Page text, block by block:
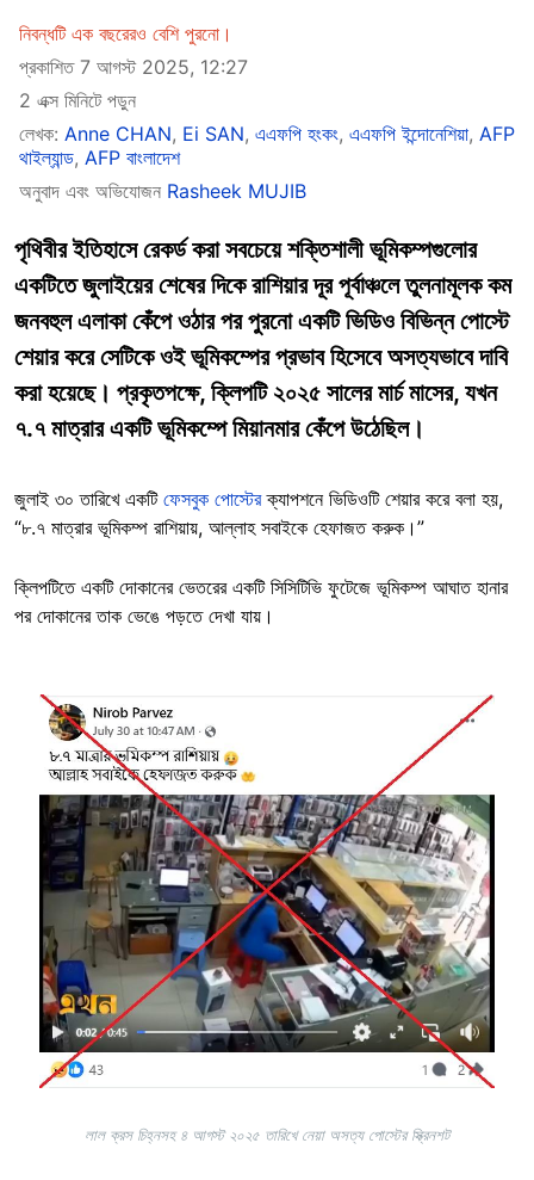
নিবন্ধটি এক বছরেরও বেশি পুরনো।
প্রকাশিত 7 আগস্ট 2025, 12:27
2 এক্স মিনিটে পড়ুন
লেখক: Anne CHAN, Ei SAN, এএফপি হংকং, এএফপি ইন্দোনেশিয়া, AFP
থাইল্যান্ড, AFP বাংলাদেশ
অনুবাদ এবং অভিযোজন Rasheek MUJIB
পৃথিবীর ইতিহাসে রেকর্ড করা সবচেয়ে শক্তিশালী ভূমিকম্পগুলোর
একটিতে জুলাইয়ের শেষের দিকে রাশিয়ার দূর পূর্বাঞ্চলে তুলনামূলক কম
জনবহুল এলাকা কেঁপে ওঠার পর পুরনো একটি ভিডিও বিভিন্ন পোস্টে
শেয়ার করে সেটিকে ওই ভূমিকম্পের প্রভাব হিসেবে অসত্যভাবে দাবি
করা হয়েছে। প্রকৃতপক্ষে, ক্লিপটি ২০২৫ সালের মার্চ মাসের, যখন
৭.৭ মাত্রার একটি ভূমিকম্পে মিয়ানমার কেঁপে উঠেছিল।
জুলাই ৩০ তারিখে একটি ফেসবুক পোস্টেরক্যাপশনে ভিডিওটি শেয়ার করে বলা হয়,
“৮.৭ মাত্রার ভূমিকম্প রাশিয়ায়, আল্লাহ সবাইকে হেফাজত করুক।”
ক্লিপটিতে একটি দোকানের ভেতরের একটি সিসিটিভি ফুটেজে ভূমিকম্প আঘাত হানার
পর দোকানের তাক ভেঙে পড়তে দেখা যায়।
Image
লাল ক্রস চিহ্নসহ ৪ আগস্ট ২০২৫ তারিখে নেয়া অসত্য পোস্টের স্ক্রিনশট